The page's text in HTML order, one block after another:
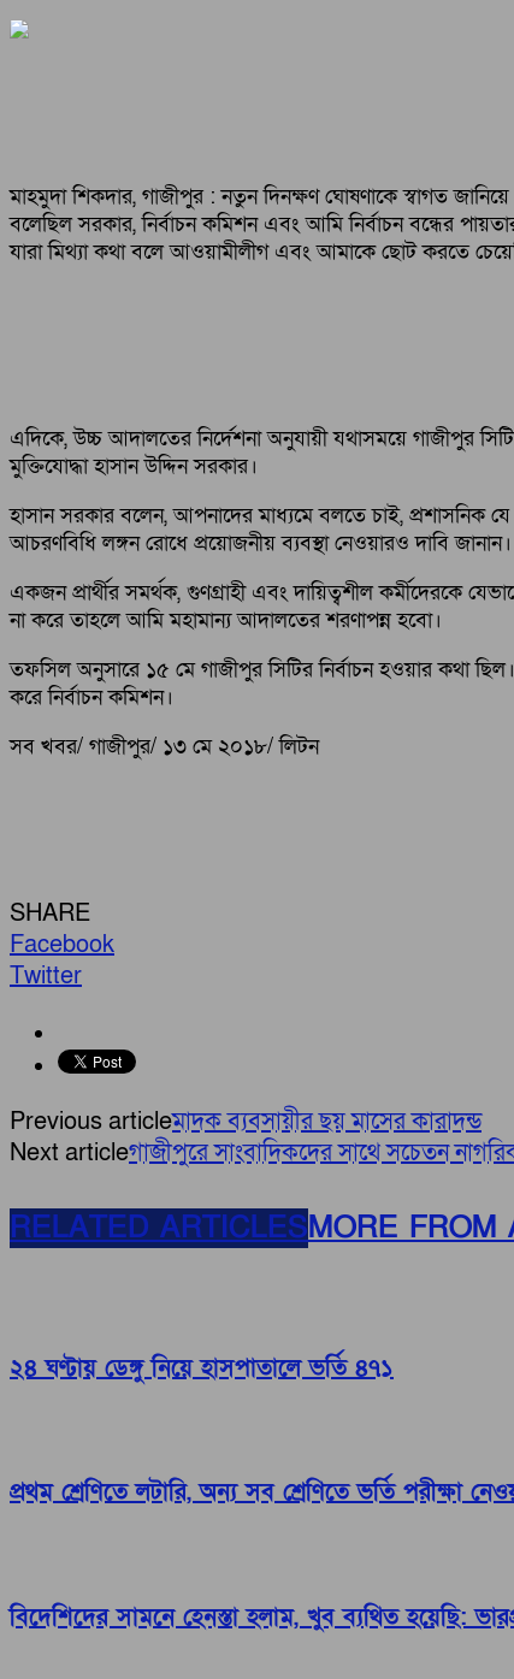
মাহমুদা শিকদার, গাজীপুর : নতুন দিনক্ষণ ঘোষণাকে স্বাগত
বলেছিল সরকার, নির্বাচন কমিশন এবং আমি নির্বাচন বন্ধের
যারা মিথ্যা কথা বলে আওয়ামীলীগ এবং আমাকে ছোট করতে
এদিকে, উচ্চ আদালতের নির্দেশনা অনুযায়ী যথাসময়ে গাজীপুর
মুক্তিযোদ্ধা হাসান উদ্দিন সরকার।
হাসান সরকার বলেন, আপনাদের মাধ্যমে বলতে চাই, প্রশাসনিক যে
আচরণবিধি লঙ্গন রোধে প্রয়োজনীয় ব্যবস্থা নেওয়ারও দাবি জানান।
একজন প্রার্থীর সমর্থক, গুণগ্রাহী এবং দায়িত্বশীল কর্মীদেরকে
না করে তাহলে আমি মহামান্য আদালতের শরণাপন্ন হবো।
তফসিল অনুসারে ১৫ মে গাজীপুর সিটির নির্বাচন হওয়ার কথা
করে নির্বাচন কমিশন।
সব খবর/ গাজীপুর/ ১৩ মে ২০১৮/ লিটন
SHARE
Facebook
Twitter
Previous articleমাদক ব্যবসায়ীর ছয় মাসের কারাদন্ড
Next articleগাজীপুরে সাংবাদিকদের সাথে সচেতন
RELATED ARTICLESMORE FROM
২৪ ঘণ্টায় ডেঙ্গু নিয়ে হাসপাতালে ভর্তি ৪৭১
প্রথম শ্রেণিতে লটারি, অন্য সব শ্রেণিতে ভর্তি পরীক্ষা
বিদেশিদের সামনে হেনস্তা হলাম, খুব ব্যথিত হয়েছি: